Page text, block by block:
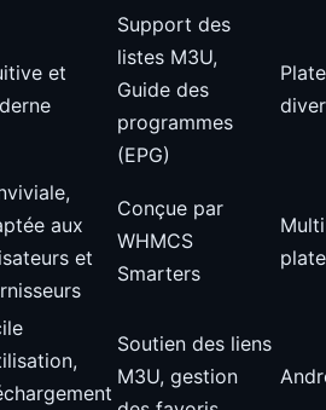
et
Support des
listes M3U,
Guide des
programmes
(EPG)
aux
et
Conçue par
WHMCS
Smarters
Soutien des liens
M3U, gestion